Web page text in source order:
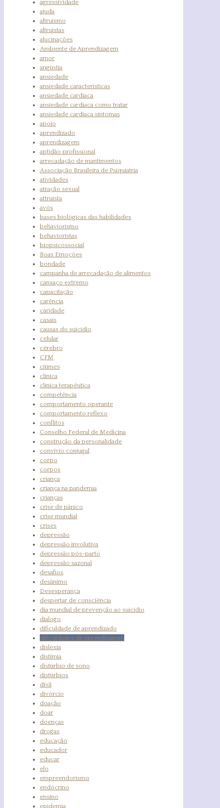
agressividade
ajuda
altruísmo
altruístas
alucinações
Ambiente de Aprendizagem
amor
angústia
ansiedade
ansiedade características
ansiedade cardíaca
ansiedade cardíaca como tratar
ansiedade cardíaca sintomas
apoio
aprendizado
aprendizagem
aptidão profissional
arrecadação de mantimentos
Associação Brasileira de Psiquiatria
atividades
atração sexual
attruista
avós
bases biológicas das habilidades
behaviorismo
behavioristas
biopsicossocial
Boas Emoções
bondade
campanha de arrecadação de alimentos
cansaço extremo
capacitação
carência
caridade
casais
causas do suicídio
celular
cérebro
CFM
ciúmes
clinica
clínica terapêutica
competência
comportamento operante
comportamento reflexo
conflitos
Conselho Federal de Medicina
construção da personalidade
convívio conjugal
corpo
corpos
criança
criança na pandemia
crianças
crise de pânico
crise mundial
crises
depressão
depressão involutiva
depressão pós-parto
depressão sazonal
desafios
desânimo
Desesperança
despertar de consciência
dia mundial de prevenção ao suicídio
dialogo
dificuldade de aprendizado
dificuldades de aprendizagem
dislexia
distimia
distúrbio de sono
distúrbios
divã
divórcio
doação
doar
doenças
drogas
educação
educador
educar
elo
empreendorismo
endócrino
ensino
epidemia